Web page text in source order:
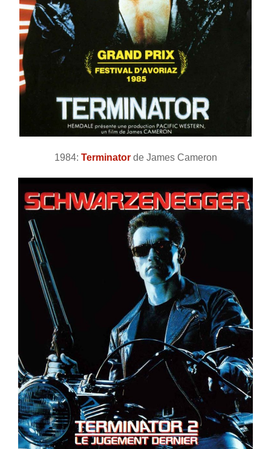
1984: Terminatorde James Cameron